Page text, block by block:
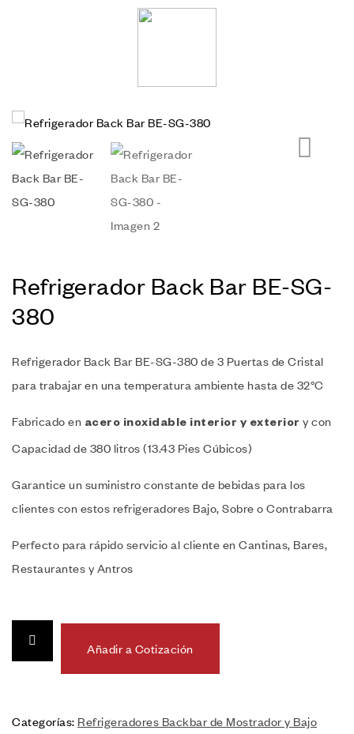
Refrigerador Back Bar BE-SG-
380
Refrigerador Back Bar BE-SG-380 de 3 Puertas de Cristal
para trabajar en una temperatura ambiente hasta de 32°C
Fabricado en acero inoxidable interior y exterior y con
Capacidad de 380 litros (13.43 Pies Cúbicos)
Garantice un suministro constante de bebidas para los
clientes con estos refrigeradores Bajo, Sobre o Contrabarra
Perfecto para rápido servicio al cliente en Cantinas, Bares,
Restaurantes y Antros
Añadir a Cotización
Categorías: Refrigeradores Backbar de Mostrador y Bajo